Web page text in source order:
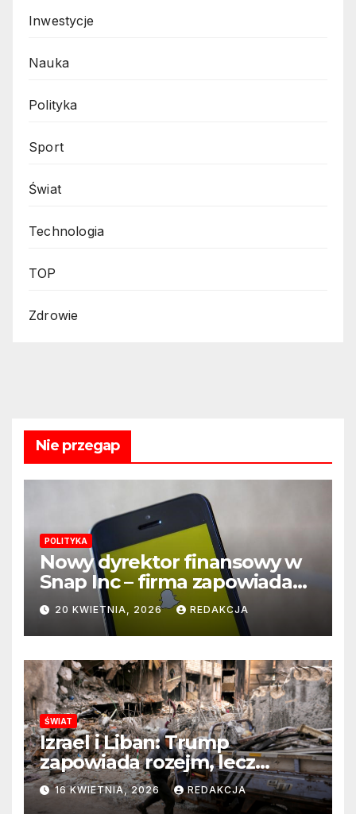
Inwestycje
Nauka
Polityka
Sport
Świat
Technologia
TOP
Zdrowie
Nie przegap
POLITYKA
Nowy dyrektor finansowy w
Snap Inc – firma zapowiada
zmianę na kluczowym
stanowisku
20 KWIETNIA, 2026 REDAKCJA
ŚWIAT
Izrael i Liban: Trump
zapowiada rozejm, lecz
perspektywa zakończenia
wojny wciąż odległa
16 KWIETNIA, 2026 REDAKCJA